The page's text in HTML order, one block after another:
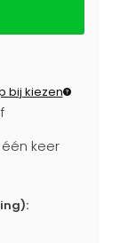
bij kiezen
keer